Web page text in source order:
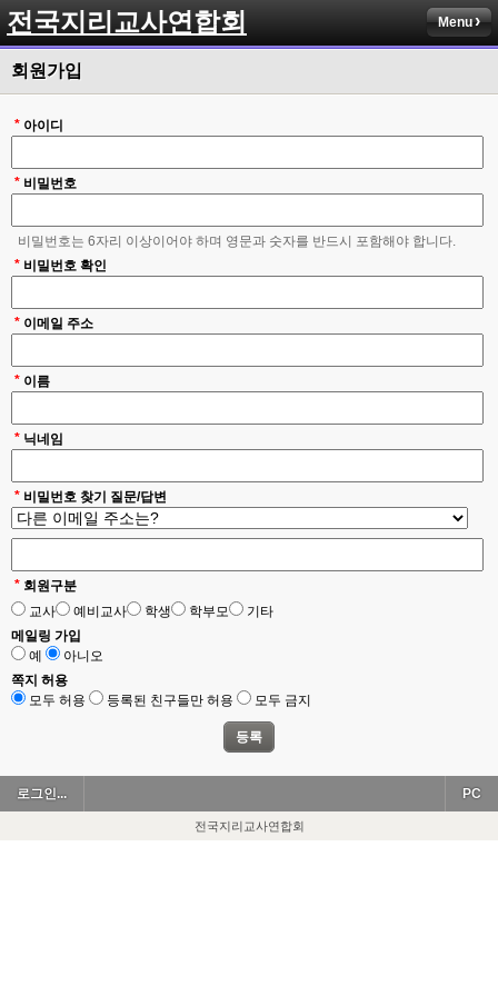
전국지리교사연합회 Menu
회원가입
아이디
*
비밀번호
*
비밀번호는 6자리 이상이어야 하며 영문과 숫자를 반드시 포함해야 합니다.
비밀번호 확인
*
* 이메일 주소
* 이름
* 닉네임
* 비밀번호 찾기 질문/답변
* 회원구분
교사
예비교사 학생 학부모
기타
메일링 가입
예
아니오
쪽지 허용
모두 허용
등록된 친구들만 허용 모두 금지
로그인... PC
전국지리교사연합회